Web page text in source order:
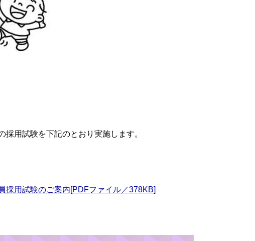
用試験を下記のとおり実施します。
採用試験のご案内[PDFファイル／378KB]